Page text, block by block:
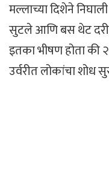
मल्लाच्या दिशेने
सुटले आणि बस थेट
इतका भीषण होता की
उर्वरीत लोकांचा शोध